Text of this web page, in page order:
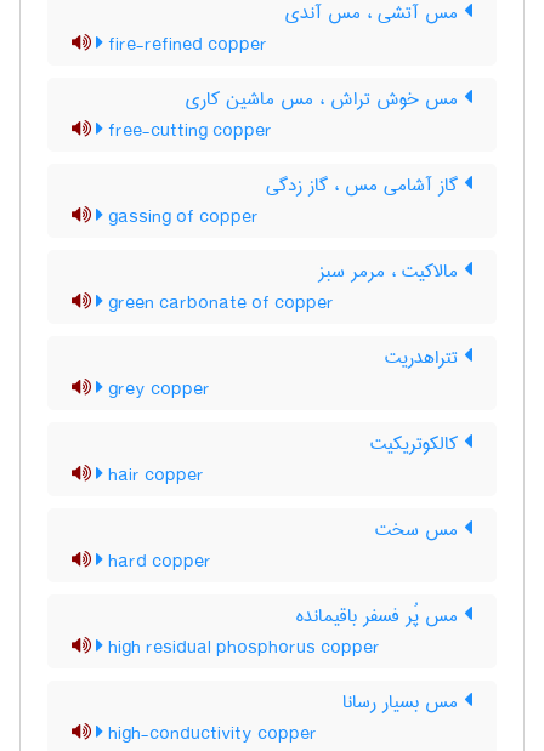
مس آتشی ، مس آندی
fire-refined copper
مس خوش تراش ، مس ماشین کاری
free-cutting copper
گاز آشامی مس ، گاز زدگی
gassing of copper
مالاکیت ، مرمر سبز
green carbonate of copper
تتراهدریت
grey copper
کالکوتریکیت
hair copper
مس سخت
hard copper
مس پُر فسفر باقیمانده
high residual phosphorus copper
مس بسیار رسانا
high-conductivity copper